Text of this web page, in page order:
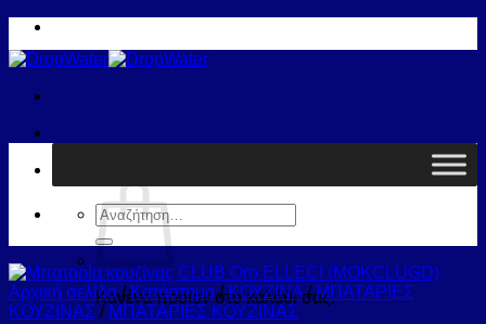
Μετάβαση
περιεχόμενο
Κανένα προϊόν στο καλάθι σας.
Αναζήτηση
για:
Αρχική σελίδα / Κατάστημα / ΚΟΥΖΙΝΑ / ΜΠΑΤΑΡΙΕΣ
ΚΟΥΖΙΝΑΣ / ΜΠΑΤΑΡΙΕΣ ΚΟΥΖΙΝΑΣ